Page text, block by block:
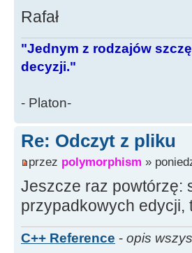
Rafał
"Jednym z rodzajów
decyzji."
- Platon-
Re: Odczyt z pliku
przez polymorphism »
Jeszcze raz powtórzę:
przypadkowych edycji,
C++ Reference - opis